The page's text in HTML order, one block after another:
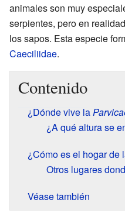
animales son muy
serpientes, pero en
los sapos. Esta especie
Caeciliidae.
Contenido
¿Dónde vive la
¿A qué altura se
¿Cómo es el hogar de
Otros lugares
Véase también